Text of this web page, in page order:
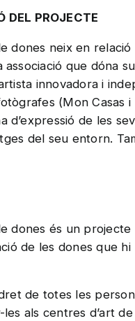
DEL PROJECTE
dones neix en
associació que
innovadora i
(Mon Casas
d’expressió de les
del seu entorn.
dones és un
de les dones que
de totes les
als centres d’art